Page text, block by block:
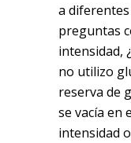
a
preguntas
intensidad,
no utilizo
reserva de
se vacía en
intensidad